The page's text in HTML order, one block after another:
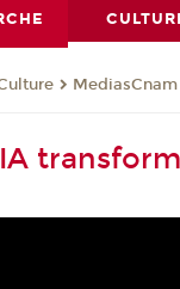
MediasCnam